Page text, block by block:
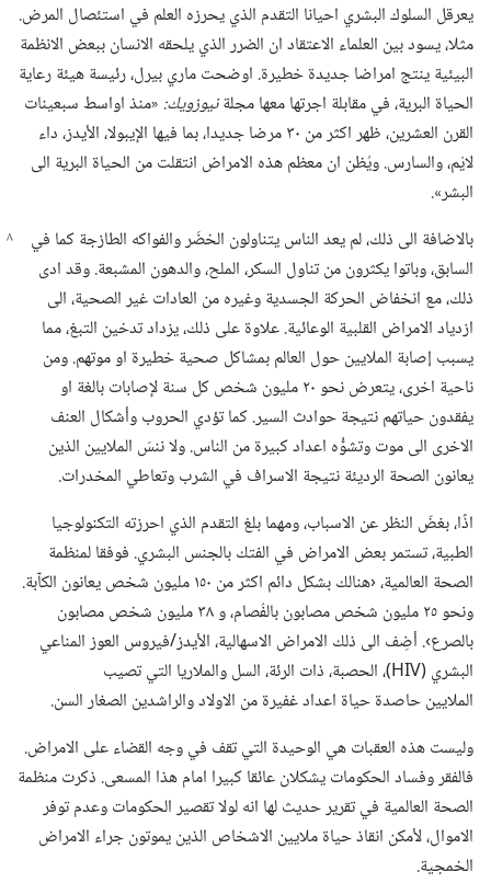
يعرقل السلوك البشري احيانا التقدم الذي يحرزه العلم في استئصال المرض.‏
مثلا،‏ يسود بين العلماء الاعتقاد ان الضرر الذي يلحقه الانسان ببعض الانظمة
البيئية ينتج امراضا جديدة خطيرة.‏ اوضحت ماري بيرل،‏ رئيسة هيئة رعاية
الحياة البرية،‏ في مقابلة اجرتها معها مجلةنيوزويك:‏ ‏«منذ اواسط سبعينات
القرن العشرين،‏ ظهر اكثر من ٣٠ مرضا جديدا،‏ بما فيها الإيبولا،‏ الأيدز،‏ داء
لايْم،‏ والسارس.‏ ويُظن ان معظم هذه الامراض انتقلت من الحياة البرية الى
البشر».‏
بالاضافة الى ذلك،‏ لم يعد الناس يتناولون الخضَر والفواكه الطازجة كما في
السابق،‏ وباتوا يكثرون من تناول السكر،‏ الملح،‏ والدهون المشبعة.‏ وقد ادى
ذلك،‏ مع انخفاض الحركة الجسدية وغيره من العادات غير الصحية،‏ الى
ازدياد الامراض القلبية الوعائية.‏ علاوة على ذلك،‏ يزداد تدخين التبغ،‏ مما
يسبب إصابة الملايين حول العالم بمشاكل صحية خطيرة او موتهم.‏ ومن
ناحية اخرى،‏ يتعرض نحو ٢٠ مليون شخص كل سنة لإصابات بالغة او
يفقدون حياتهم نتيجة حوادث السير.‏ كما تؤدي الحروب وأشكال العنف
الاخرى الى موت وتشوُّه اعداد كبيرة من الناس.‏ ولا ننسَ الملايين الذين
يعانون الصحة الرديئة نتيجة الاسراف في الشرب وتعاطي المخدرات.‏
اذًا،‏ بغضّ النظر عن الاسباب،‏ ومهما بلغ التقدم الذي احرزته التكنولوجيا
الطبية،‏ تستمر بعض الامراض في الفتك بالجنس البشري.‏ فوفقا لمنظمة
الصحة العالمية،‏ ‹هنالك بشكل دائم اكثر من ١٥٠ مليون شخص يعانون الكآبة.‏
ونحو ٢٥ مليون شخص مصابون بالفُصام،‏ و ٣٨ مليون شخص مصابون
بالصرع›.‏ أضِف الى ذلك الامراض الاسهالية،‏ الأيدز/‏فيروس العوز المناعي
البشري (‏HIV)‏،‏ الحصبة،‏ ذات الرئة،‏ السل والملاريا التي تصيب
الملايين حاصدة حياة اعداد غفيرة من الاولاد والراشدين الصغار السن.‏
وليست هذه العقبات هي الوحيدة التي تقف في وجه القضاء على الامراض.‏
فالفقر وفساد الحكومات يشكلان عائقا كبيرا امام هذا المسعى.‏ ذكرت منظمة
الصحة العالمية في تقرير حديث لها انه لولا تقصير الحكومات وعدم توفر
الاموال،‏ لأمكن انقاذ حياة ملايين الاشخاص الذين يموتون جراء الامراض
الخمجية.‏